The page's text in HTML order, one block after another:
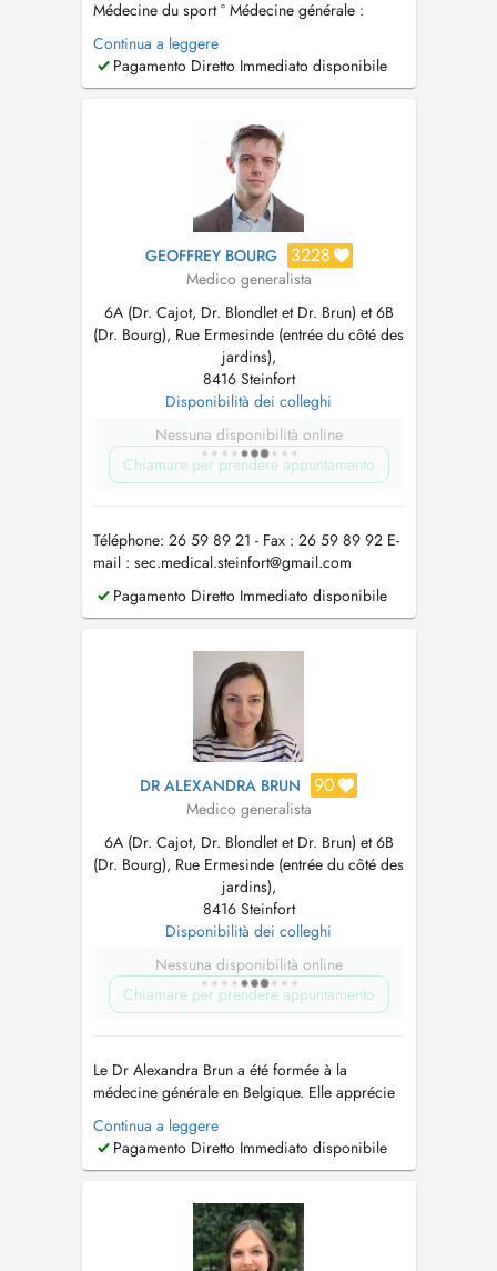
Médecine du sport ° Médecine générale :
Consultations de suivi, médecine préventive et
prise en charge des pathologies aiguës ou
chroniques. ° Traumatologie du sport °
Infiltrations articulaires (acide hyal...
Continua a leggere
Pagamento Diretto Immediato disponibile
GEOFFREY BOURG 3228
Medico generalista
6A (Dr. Cajot, Dr. Blondlet et Dr. Brun) et 6B
(Dr. Bourg), Rue Ermesinde (entrée du côté des
jardins),
8416 Steinfort
Disponibilità dei colleghi
Nessuna disponibilità online
Chiamare per prendere appuntamento
Téléphone: 26 59 89 21 - Fax : 26 59 89 92 E-
mail : sec.medical.steinfort@gmail.com
Pagamento Diretto Immediato disponibile
DR ALEXANDRA BRUN 90
Medico generalista
6A (Dr. Cajot, Dr. Blondlet et Dr. Brun) et 6B
(Dr. Bourg), Rue Ermesinde (entrée du côté des
jardins),
8416 Steinfort
Disponibilità dei colleghi
Nessuna disponibilità online
Chiamare per prendere appuntamento
Le Dr Alexandra Brun a été formée à la
médecine générale en Belgique. Elle apprécie
la richesse et la diversité de la médecine de
premier recours. Elle accorde une attention
particulière au suivi personnalisé de chacun,
domaines dintérêt incluent notamment la pé...
Continua a leggere
Pagamento Diretto Immediato disponibile